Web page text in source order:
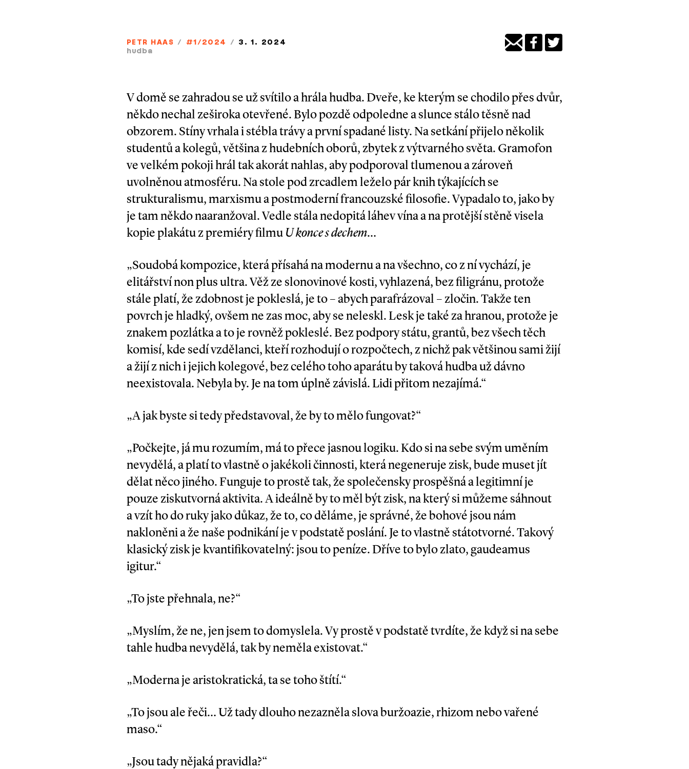
PETR HAAS / #1/2024 / 3. 1. 2024
hudba
V domě se zahradou se už svítilo a hrála hudba. Dveře, ke kterým se chodilo přes dvůr,
někdo nechal zeširoka otevřené. Bylo pozdě odpoledne a slunce stálo těsně nad
obzorem. Stíny vrhala i stébla trávy a první spadané listy. Na setkání přijelo několik
studentů a kolegů, většina z hudebních oborů, zbytek z výtvarného světa. Gramofon
ve velkém pokoji hrál tak akorát nahlas, aby podporoval tlumenou a zároveň
uvolněnou atmosféru. Na stole pod zrcadlem leželo pár knih týkajících se
strukturalismu, marxismu a postmoderní francouzské filosofie. Vypadalo to, jako by
je tam někdo naaranžoval. Vedle stála nedopitá láhev vína a na protější stěně visela
kopie plakátu z premiéry filmu U konce s dechem…
„Soudobá kompozice, která přísahá na mo­dernu a na všechno, co z ní vychází, je
elitářství non plus ultra. Věž ze slonovinové kosti, vyhlazená, bez filigránu, protože
stále platí, že zdobnost je pokleslá, je to – abych parafrázoval – zločin. Takže ten
povrch je hladký, ovšem ne zas moc, aby se neleskl. Lesk je také za hranou, protože je
znakem pozlátka a to je rovněž pokleslé. Bez podpory státu, grantů, bez všech těch
komisí, kde sedí vzdělanci, kteří rozhodují o rozpočtech, z nichž pak většinou sami žijí
a žijí z nich i jejich kolegové, bez celého toho aparátu by taková hudba už dávno
neexistovala. Nebyla by. Je na tom úplně závislá. Lidi přitom nezajímá.“
„A jak byste si tedy představoval, že by to mělo fungovat?“
„Počkejte, já mu rozumím, má to přece jasnou logiku. Kdo si na sebe svým uměním
nevydělá, a platí to vlastně o jakékoli činnosti, která negeneruje zisk, bude muset jít
dělat něco jiného. Funguje to prostě tak, že společensky prospěšná a legitimní je
pouze ziskutvorná aktivita. A ideálně by to měl být zisk, na který si můžeme sáhnout
a vzít ho do ruky jako důkaz, že to, co děláme, je správné, že bohové jsou nám
nakloněni a že naše podnikání je v podstatě poslání. Je to vlastně státotvorné. Takový
klasický zisk je kvantifikovatelný: jsou to peníze. Dříve to bylo zlato, gaudeamus
igitur.“
„To jste přehnala, ne?“
„Myslím, že ne, jen jsem to domyslela. Vy prostě v podstatě tvrdíte, že když si na sebe
tahle hudba nevydělá, tak by neměla existovat.“
„Moderna je aristokratická, ta se toho štítí.“
„To jsou ale řeči… Už tady dlouho nezazněla slova buržoazie, rhizom nebo vařené
maso.“
„Jsou tady nějaká pravidla?“